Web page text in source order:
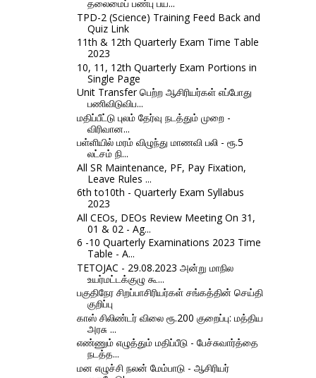
தலைமைப் பண்பு பய...
TPD-2 (Science) Training Feed Back and
Quiz Link
11th & 12th Quarterly Exam Time Table
2023
10, 11, 12th Quarterly Exam Portions in
Single Page
Unit Transfer பெற்ற ஆசிரியர்கள் எப்போது
பணிவிடுவிப...
மதிப்பீட்டு புலம் தேர்வு நடத்தும் முறை -
விரிவான...
பள்ளியில் மரம் விழுந்து மாணவி பலி - ரூ.5
லட்சம் நி...
All SR Maintenance, PF, Pay Fixation,
Leave Rules ...
6th to10th - Quarterly Exam Syllabus
2023
All CEOs, DEOs Review Meeting On 31,
01 & 02 - Ag...
6 -10 Quarterly Examinations 2023 Time
Table - A...
TETOJAC - 29.08.2023 அன்று மாநில
உயர்மட்டக்குழு கூ...
பகுதிநேர சிறப்பாசிரியர்கள் சங்கத்தின் செய்தி
குறிப்பு
காஸ் சிலிண்டர் விலை ரூ.200 குறைப்பு: மத்திய
அரசு ...
எண்ணும் எழுத்தும் மதிப்பீடு - பேச்சுவார்த்தை
நடத்த...
மன எழுச்சி நலன் மேம்பாடு - ஆசிரியர்